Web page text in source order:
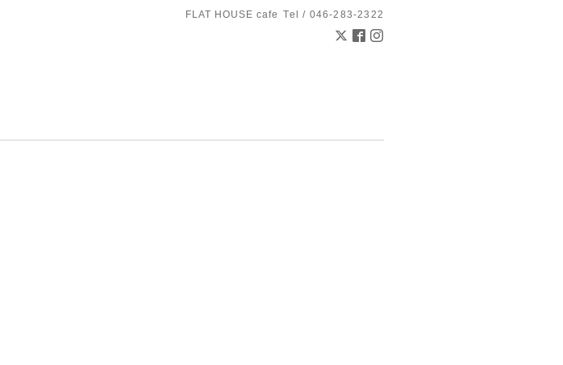
FLAT HOUSE cafe Tel / 046-283-2322